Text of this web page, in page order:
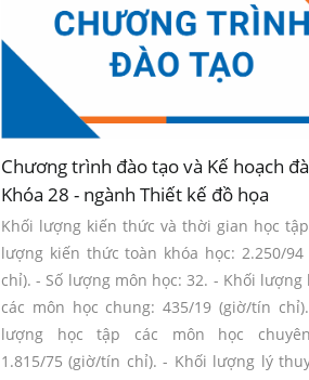
Chương trình đào tạo và Kế hoạch
Khóa 28 - ngành Thiết kế đồ họa
Khối lượng kiến thức và thời gian học
lượng kiến thức toàn khóa học: 2.250/
chỉ). - Số lượng môn học: 32. - Khối lượng
các môn học chung: 435/19 (giờ/tín
lượng học tập các môn học
1.815/75 (giờ/tín chỉ). - Khối lượng lý